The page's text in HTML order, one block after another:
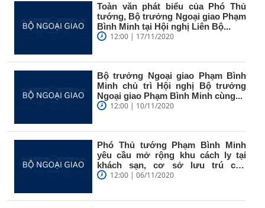
Toàn văn phát biểu của Phó Thủ
tướng, Bộ trưởng Ngoại giao Phạm
Bình Minh tại Hội nghị Liên Bộ...
12:00 | 17/11/2020
Bộ trưởng Ngoại giao Phạm Bình
Minh chủ trì Hội nghị Bộ trưởng
Ngoại giao Phạm Bình Minh cùng...
12:00 | 10/11/2020
Phó Thủ tướng Phạm Bình Minh
yêu cầu mở rộng khu cách ly tại
khách sạn, cơ sở lưu trú cho
người...
12:00 | 06/11/2020